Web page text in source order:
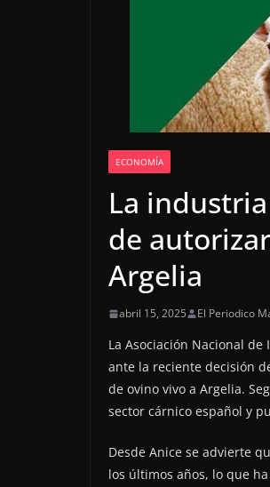
ECONOMÍA
La
de
Argelia
abril 15, 2025 El Periodico
La Asociación Nacional
ante la reciente decisión
de ovino vivo a Argelia.
sector cárnico español y
Desde Anice se advierte
los últimos años, lo que